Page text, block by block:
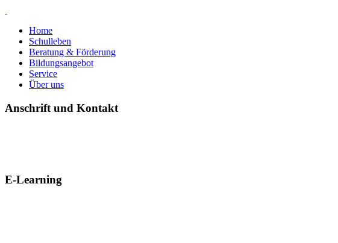
Home
Schulleben
Beratung & Förderung
Bildungsangebot
Service
Über uns
Anschrift und Kontakt
E-Learning